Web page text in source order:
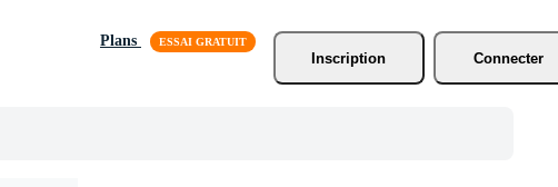
Plans
Inscription
Connecter